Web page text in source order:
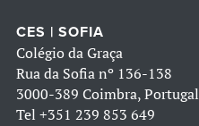
CES | SOFIA
Colégio da Graça
Rua da Sofia nº 136-138
3000-389 Coimbra, Portugal
Tel +351 239 853 649